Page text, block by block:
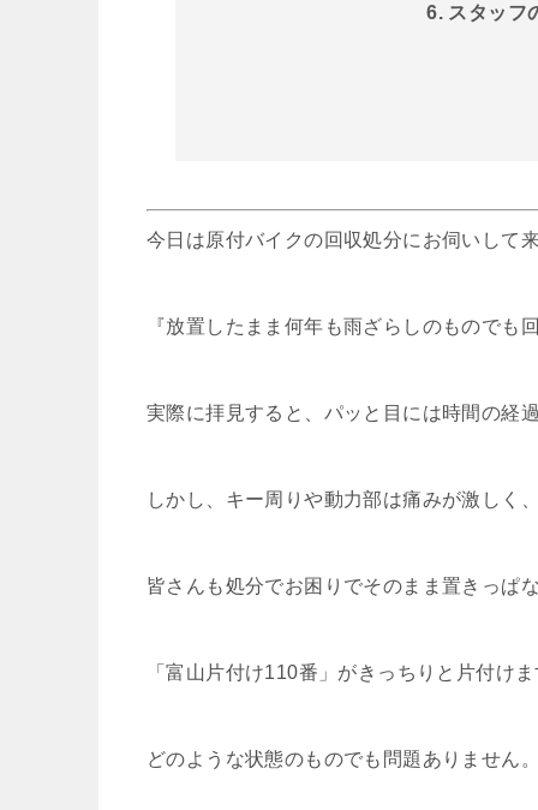
6. スタッフ
今日は原付バイクの回収処分にお伺いして
『放置したまま何年も雨ざらしのものでも
実際に拝見すると、パッと目には時間の経
しかし、キー周りや動力部は痛みが激しく
皆さんも処分でお困りでそのまま置きっぱ
「富山片付け110番」がきっちりと片付け
どのような状態のものでも問題ありません